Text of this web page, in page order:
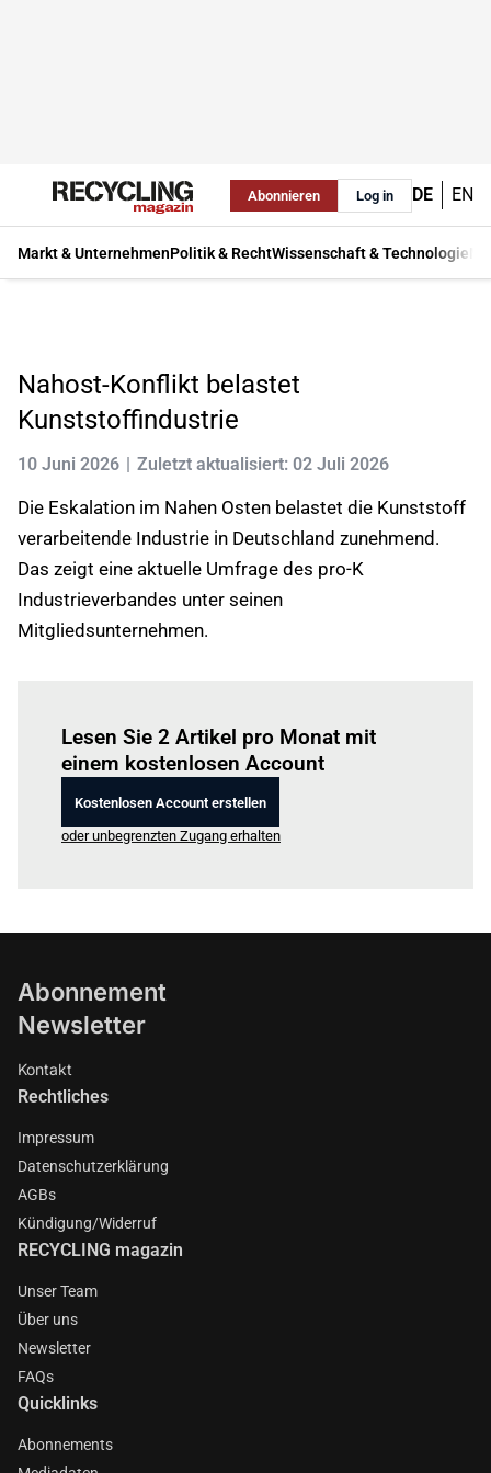
Abonnieren Log in DE EN
Markt & UnternehmenPolitik & RechtWissenschaft & Technologie
Nahost-Konflikt belastet
Kunststoffindustrie
10 Juni 2026 Zuletzt aktualisiert: 02 Juli 2026
Die Eskalation im Nahen Osten belastet die Kunststoff
verarbeitende Industrie in Deutschland zunehmend.
Das zeigt eine aktuelle Umfrage des pro-K
Industrieverbandes unter seinen
Mitgliedsunternehmen.
Lesen Sie 2 Artikel pro Monat mit
einem kostenlosen Account
Kostenlosen Account erstellen
oder unbegrenzten Zugang erhalten
Abonnement
Newsletter
Kontakt
Rechtliches
Impressum
Datenschutzerklärung
AGBs
Kündigung/Widerruf
RECYCLING magazin
Unser Team
Über uns
Newsletter
FAQs
Quicklinks
Abonnements